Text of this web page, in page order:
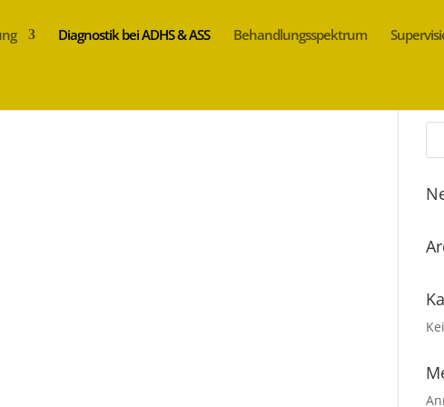
Diagnostik bei ADHS & ASS Behandlungsspektrum